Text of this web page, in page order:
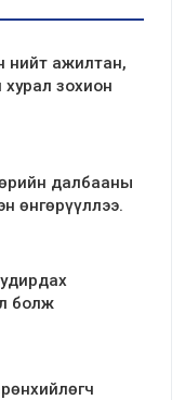
нийт ажилтан,
зохион
далбааны
өнгөрүүллээ.
болж